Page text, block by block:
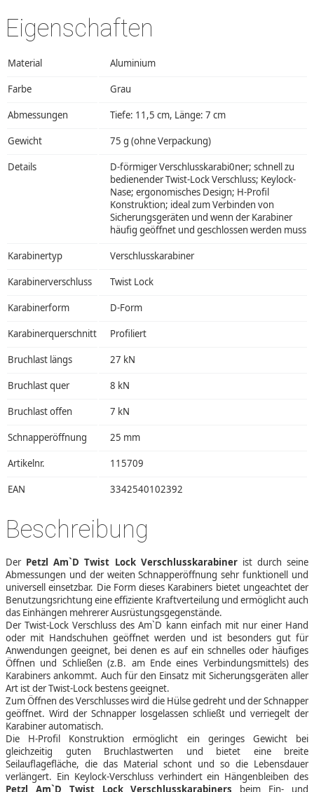
Eigenschaften
Material Aluminium
Farbe Grau
Abmessungen Tiefe: 11,5 cm, Länge: 7 cm
Gewicht 75 g (ohne Verpackung)
Details
D-förmiger Verschlusskarabi0ner; schnell zu
bedienender Twist-Lock Verschluss; Keylock-
Nase; ergonomisches Design; H-Profil
Konstruktion; ideal zum Verbinden von
Sicherungsgeräten und wenn der Karabiner
häufig geöffnet und geschlossen werden muss
Karabinertyp Verschlusskarabiner
Karabinerverschluss Twist Lock
Karabinerform D-Form
Karabinerquerschnitt Profiliert
Bruchlast längs 27 kN
Bruchlast quer 8 kN
Bruchlast offen 7 kN
Schnapperöffnung 25 mm
Artikelnr. 115709
EAN 3342540102392
Beschreibung
Der Petzl Am`D Twist Lock Verschlusskarabinerist durch seine
Abmessungen und der weiten Schnapperöffnung sehr funktionell und
universell einsetzbar. Die Form dieses Karabiners bietet ungeachtet der
Benutzungsrichtung eine effiziente Kraftverteilung und ermöglicht auch
das Einhängen mehrerer Ausrüstungsgegenstände.
Der Twist-Lock Verschluss des Am`D kann einfach mit nur einer Hand
oder mit Handschuhen geöffnet werden und ist besonders gut für
Anwendungen geeignet, bei denen es auf ein schnelles oder häufiges
Öffnen und Schließen (z.B. am Ende eines Verbindungsmittels) des
Karabiners ankommt. Auch für den Einsatz mit Sicherungsgeräten aller
Art ist der Twist-Lock bestens geeignet.
Zum Öffnen des Verschlusses wird die Hülse gedreht und der Schnapper
geöffnet. Wird der Schnapper losgelassen schließt und verriegelt der
Karabiner automatisch.
Die H-Profil Konstruktion ermöglicht ein geringes Gewicht bei
gleichzeitig guten Bruchlastwerten und bietet eine breite
Seilauflagefläche, die das Material schont und so die Lebensdauer
verlängert. Ein Keylock-Verschluss verhindert ein Hängenbleiben des
Petzl Am`D Twist Lock Verschlusskarabiners beim Ein- und